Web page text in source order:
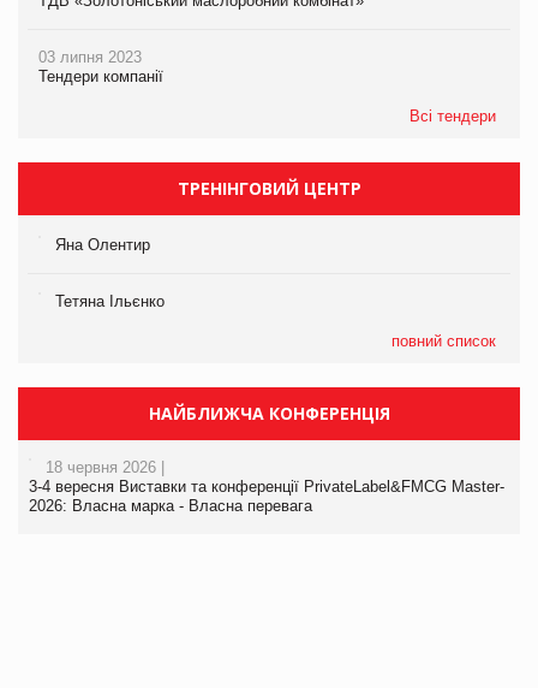
03 липня 2023
Тендери компанії
Всі тендери
ТРЕНІНГОВИЙ ЦЕНТР
Яна Олентир
Тетяна Ільєнко
повний список
НАЙБЛИЖЧА КОНФЕРЕНЦІЯ
18 червня 2026 |
3-4 вересня Виставки та конференції PrivateLabel&FMCG Master-
2026: Власна марка - Власна перевага